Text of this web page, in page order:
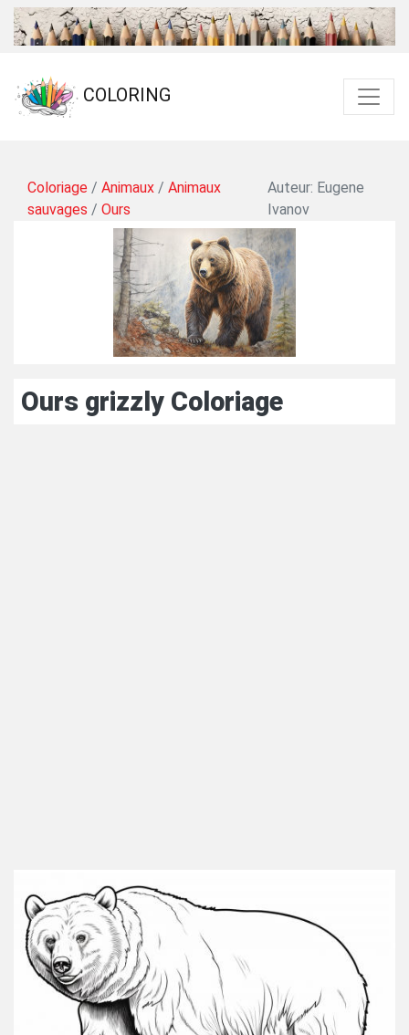
COLORING
Coloriage / Animaux / Animaux
sauvages / Ours
Auteur: Eugene
Ivanov
Ours grizzly Coloriage